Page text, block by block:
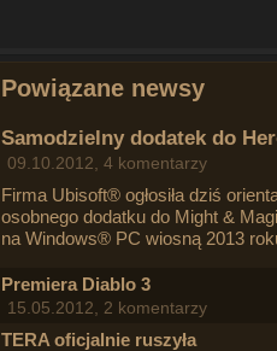
Powiązane newsy
Samodzielny dodatek do
09.10.2012, 4 komentarzy
Firma Ubisoft® ogłosiła dziś
osobnego dodatku do Might &
na Windows® PC wiosną 2013
Premiera Diablo 3
15.05.2012, 2 komentarzy
TERA oficjalnie ruszyła